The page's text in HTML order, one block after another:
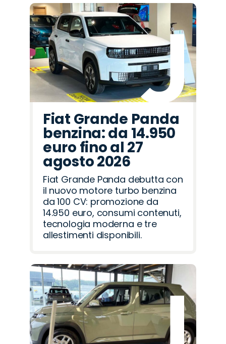
Fiat Grande Panda
benzina: da 14.950
euro fino al 27
agosto 2026
Fiat Grande Panda debutta con
il nuovo motore turbo benzina
da 100 CV: promozione da
14.950 euro, consumi contenuti,
tecnologia moderna e tre
allestimenti disponibili.